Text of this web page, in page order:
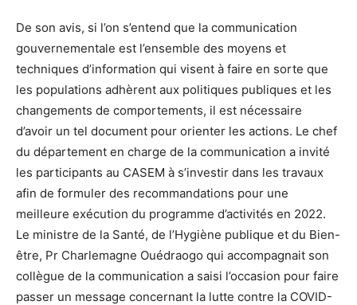
De son avis, si l’on s’entend que la communication
gouvernementale est l’ensemble des moyens et
techniques d’information qui visent à faire en sorte que
les populations adhèrent aux politiques publiques et les
changements de comportements, il est nécessaire
d’avoir un tel document pour orienter les actions. Le chef
du département en charge de la communication a invité
les participants au CASEM à s’investir dans les travaux
afin de formuler des recommandations pour une
meilleure exécution du programme d’activités en 2022.
Le ministre de la Santé, de l’Hygiène publique et du Bien-
être, Pr Charlemagne Ouédraogo qui accompagnait son
collègue de la communication a saisi l’occasion pour faire
passer un message concernant la lutte contre la COVID-